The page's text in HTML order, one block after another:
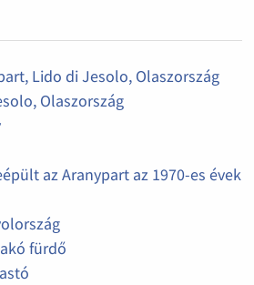
Lido di Jesolo, Olaszország
Olaszország
az Aranypart az 1970-es évek
fürdő